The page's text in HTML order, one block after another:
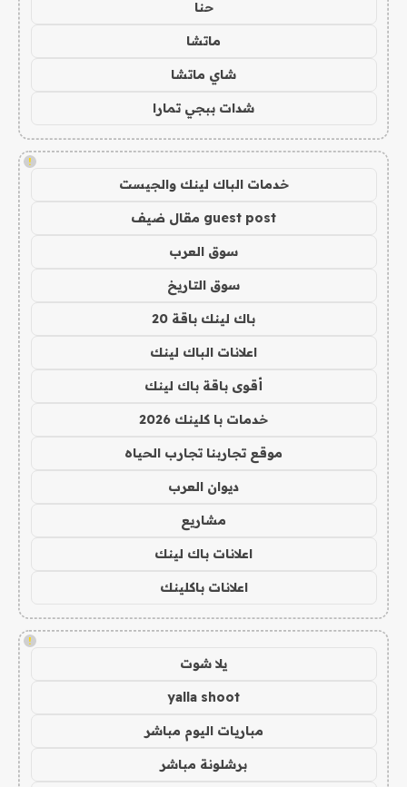
حنا
ماتشا
شاي ماتشا
شدات ببجي تمارا
!
خدمات الباك لينك والجيست
guest post مقال ضيف
سوق العرب
سوق التاريخ
باك لينك باقة 20
اعلانات الباك لينك
أقوى باقة باك لينك
خدمات با كلينك 2026
موقع تجاربنا تجارب الحياه
ديوان العرب
مشاريع
اعلانات باك لينك
اعلانات باكلينك
!
يلا شوت
yalla shoot
مباريات اليوم مباشر
برشلونة مباشر